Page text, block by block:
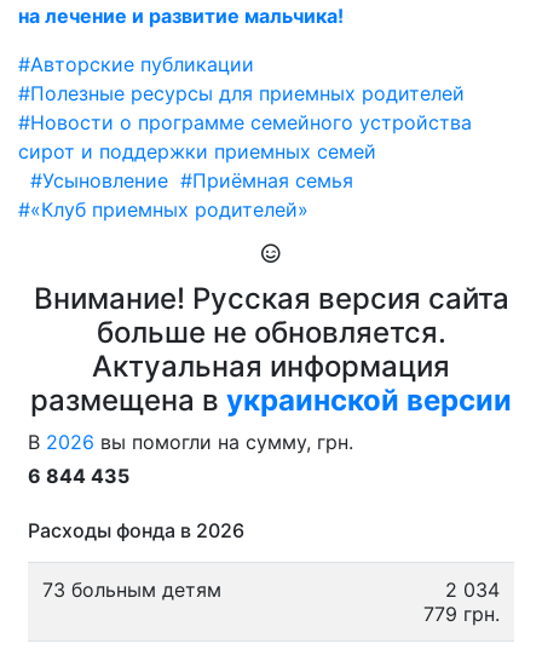
на лечение и развитие мальчика!
#Авторские публикации
#Полезные ресурсы для приемных родителей
#Новости о программе семейного устройства
сирот и поддержки приемных семей
#Усыновление #Приёмная семья
#«Клуб приемных родителей»
Внимание! Русская версия сайта
больше не обновляется.
Актуальная информация
размещена в украинской версии
В 2026 вы помогли на сумму, грн.
6 844 435
Расходы фонда в 2026
73 больным детям
2 034
779 грн.